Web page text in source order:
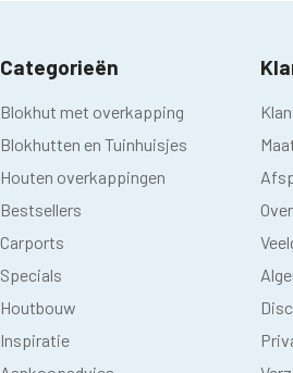
Categorieën
Blokhut met overkapping
Blokhutten en Tuinhuisjes
Houten overkappingen
Bestsellers
Carports
Specials
Houtbouw
Inspiratie